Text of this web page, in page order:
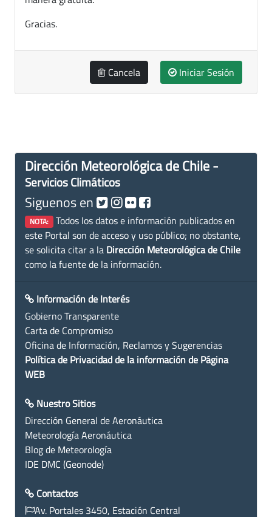
Gracias.
Cancela Iniciar Sesión
Dirección Meteorológica de Chile -
Servicios Climáticos
Siguenos en
NOTA: Todos los datos e información publicados en
este Portal son de acceso y uso público; no obstante,
se solicita citar a la Dirección Meteorológica de Chile
como la fuente de la información.
Información de Interés
Gobierno Transparente
Carta de Compromiso
Oficina de Información, Reclamos y Sugerencias
Política de Privacidad de la información de Página
WEB
Nuestro Sitios
Dirección General de Aeronáutica
Meteorología Aeronáutica
Blog de Meteorología
IDE DMC (Geonode)
Contactos
Av. Portales 3450, Estación Central